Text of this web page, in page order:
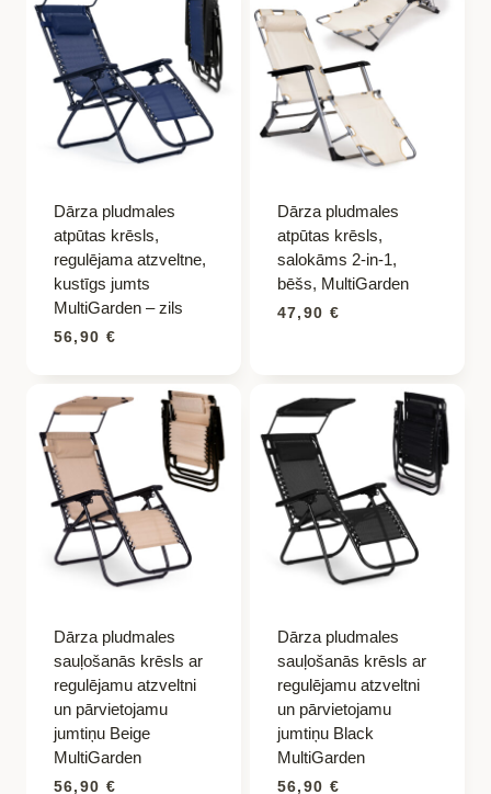
Dārza pludmales
atpūtas krēsls,
regulējama atzveltne,
kustīgs jumts
MultiGarden – zils
56,90 €
Dārza pludmales
atpūtas krēsls,
salokāms 2-in-1,
bēšs, MultiGarden
47,90 €
Dārza pludmales
sauļošanās krēsls ar
regulējamu atzveltni
un pārvietojamu
jumtiņu Beige
MultiGarden
56,90 €
Dārza pludmales
sauļošanās krēsls ar
regulējamu atzveltni
un pārvietojamu
jumtiņu Black
MultiGarden
56,90 €